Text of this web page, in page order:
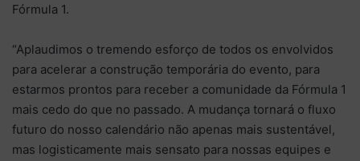
Fórmula 1.
“Aplaudimos o tremendo esforço de todos os envolvidos
para acelerar a construção temporária do evento, para
estarmos prontos para receber a comunidade da Fórmula 1
mais cedo do que no passado. A mudança tornará o fluxo
futuro do nosso calendário não apenas mais sustentável,
mas logisticamente mais sensato para nossas equipes e